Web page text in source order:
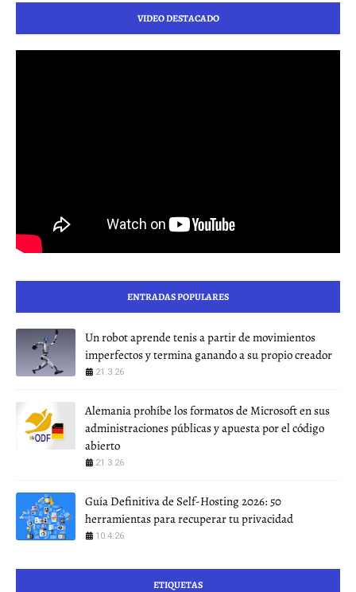
VIDEO DESTACADO
ENTRADAS POPULARES
Un robot aprende tenis a partir de movimientos
imperfectos y termina ganando a su propio creador
21.3.26
Alemania prohíbe los formatos de Microsoft en sus
administraciones públicas y apuesta por el código
abierto
21.3.26
Guía Definitiva de Self-Hosting 2026: 50
herramientas para recuperar tu privacidad
10.4.26
ETIQUETAS